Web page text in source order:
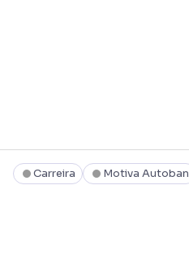
Carreira Motiva Autoban